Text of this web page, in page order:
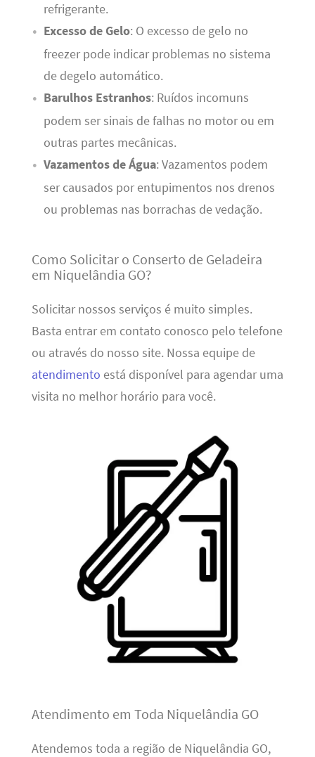
refrigerante.
Excesso de Gelo: O excesso de gelo no
freezer pode indicar problemas no sistema
de degelo automático.
Barulhos Estranhos: Ruídos incomuns
podem ser sinais de falhas no motor ou em
outras partes mecânicas.
Vazamentos de Água: Vazamentos podem
ser causados por entupimentos nos drenos
ou problemas nas borrachas de vedação.
Como Solicitar o Conserto de Geladeira
em Niquelândia GO?
Solicitar nossos serviços é muito simples.
Basta entrar em contato conosco pelo telefone
ou através do nosso site. Nossa equipe de
atendimento está disponível para agendar uma
visita no melhor horário para você.
Atendimento em Toda Niquelândia GO
Atendemos toda a região de Niquelândia GO,